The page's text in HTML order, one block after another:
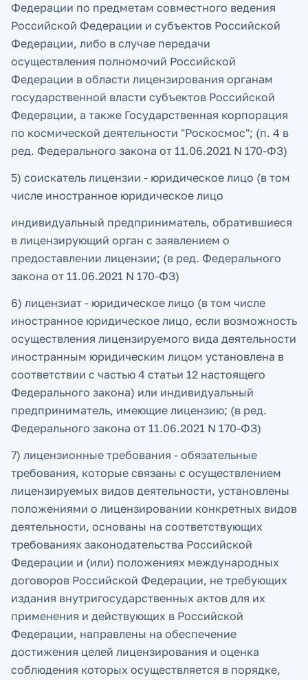
Федерации по предметам совместного ведения
Российской Федерации и субъектов Российской
Федерации, либо в случае передачи
осуществления полномочий Российской
Федерации в области лицензирования органам
государственной власти субъектов Российской
Федерации, а также Государственная корпорация
по космической деятельности "Роскосмос"; (п. 4 в
ред. Федерального закона от 11.06.2021 N 170-ФЗ)
5) соискатель лицензии - юридическое лицо (в том
числе иностранное юридическое лицо
индивидуальный предприниматель, обратившиеся
в лицензирующий орган с заявлением о
предоставлении лицензии; (в ред. Федерального
закона от 11.06.2021 N 170-ФЗ)
6) лицензиат - юридическое лицо (в том числе
иностранное юридическое лицо, если возможность
осуществления лицензируемого вида деятельности
иностранным юридическим лицом установлена в
соответствии с частью 4 статьи 12 настоящего
Федерального закона) или индивидуальный
предприниматель, имеющие лицензию; (в ред.
Федерального закона от 11.06.2021 N 170-ФЗ)
7) лицензионные требования - обязательные
требования, которые связаны с осуществлением
лицензируемых видов деятельности, установлены
положениями о лицензировании конкретных видов
деятельности, основаны на соответствующих
требованиях законодательства Российской
Федерации и (или) положениях международных
договоров Российской Федерации, не требующих
издания внутригосударственных актов для их
применения и действующих в Российской
Федерации, направлены на обеспечение
достижения целей лицензирования и оценка
соблюдения которых осуществляется в порядке,